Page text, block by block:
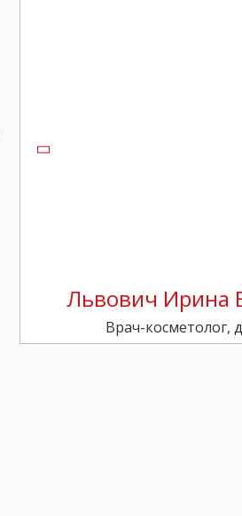
Львович Ирина
Врач-косметолог,